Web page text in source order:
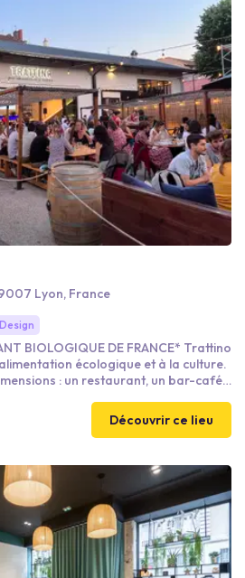
Lyon, France
Design
BIOLOGIQUE DE FRANCE* Trattino
écologique et à la culture.
: un restaurant, un bar-café,
de Trattino se veut éco-
équitable, en circuit court, de
Découvrir ce lieu